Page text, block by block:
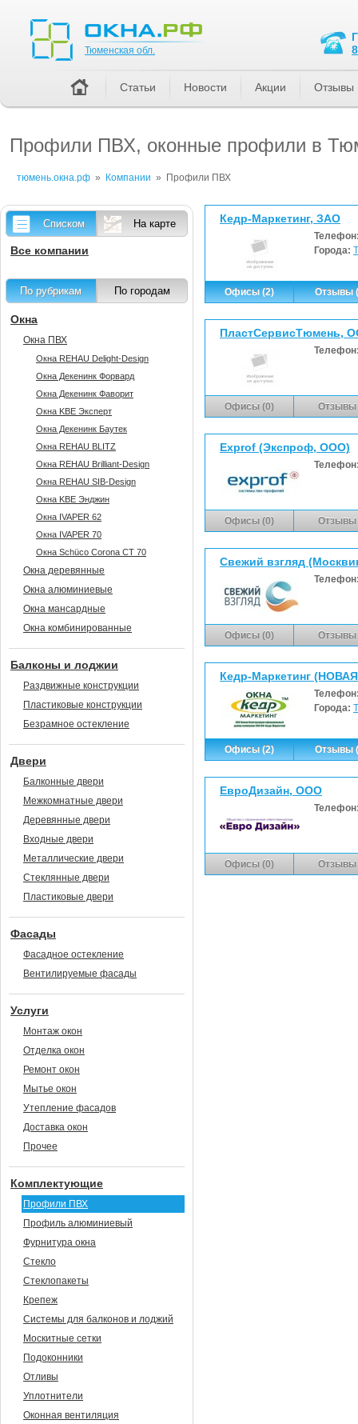
Профили ПВХ, оконные профили в
тюмень.окна.рф » Компании » Профили ПВХ
Кедр-Маркетинг, ЗАО
Города:
Офисы (2) Отзывы
ПластСервисТюмень,
Офисы (0) Отзывы
Exprof (Экспроф, ООО)
Офисы (0) Отзывы
Свежий взгляд
Офисы (0) Отзывы
Кедр-Маркетинг
Города:
Офисы (2) Отзывы
ЕвроДизайн, ООО
Офисы (0) Отзывы
Списком На карте
Все компании
По рубрикам По городам
Окна
Окна ПВХ
Окна REHAU Delight-Design
Окна Декенинк Форвард
Окна Декенинк Фаворит
Окна KBE Эксперт
Окна Декенинк Баутек
Окна REHAU BLITZ
Окна REHAU Brilliant-Design
Окна REHAU SIB-Design
Окна KBE Энджин
Окна IVAPER 62
Окна IVAPER 70
Окна Sсhüco Corona CT 70
Окна деревянные
Окна алюминиевые
Окна мансардные
Окна комбинированные
Балконы и лоджии
Раздвижные конструкции
Пластиковые конструкции
Безрамное остекление
Двери
Балконные двери
Межкомнатные двери
Деревянные двери
Входные двери
Металлические двери
Стеклянные двери
Пластиковые двери
Фасады
Фасадное остекление
Вентилируемые фасады
Услуги
Монтаж окон
Отделка окон
Ремонт окон
Мытье окон
Утепление фасадов
Доставка окон
Прочее
Комплектующие
Профили ПВХ
Профиль алюминиевый
Фурнитура окна
Стекло
Стеклопакеты
Крепеж
Системы для балконов и лоджий
Москитные сетки
Подоконники
Отливы
Уплотнители
Оконная вентиляция
Тюменская обл.
Статьи Новости Акции Отзывы